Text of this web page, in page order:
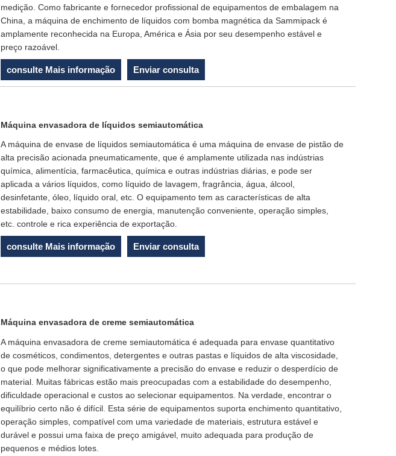
medição. Como fabricante e fornecedor profissional de equipamentos de embalagem na
China, a máquina de enchimento de líquidos com bomba magnética da Sammipack é
amplamente reconhecida na Europa, América e Ásia por seu desempenho estável e
preço razoável.
consulte Mais informação Enviar consulta
Máquina envasadora de líquidos semiautomática
A máquina de envase de líquidos semiautomática é uma máquina de envase de pistão de
alta precisão acionada pneumaticamente, que é amplamente utilizada nas indústrias
química, alimentícia, farmacêutica, química e outras indústrias diárias, e pode ser
aplicada a vários líquidos, como líquido de lavagem, fragrância, água, álcool,
desinfetante, óleo, líquido oral, etc. O equipamento tem as características de alta
estabilidade, baixo consumo de energia, manutenção conveniente, operação simples,
etc. controle e rica experiência de exportação.
consulte Mais informação Enviar consulta
Máquina envasadora de creme semiautomática
A máquina envasadora de creme semiautomática é adequada para envase quantitativo
de cosméticos, condimentos, detergentes e outras pastas e líquidos de alta viscosidade,
o que pode melhorar significativamente a precisão do envase e reduzir o desperdício de
material. Muitas fábricas estão mais preocupadas com a estabilidade do desempenho,
dificuldade operacional e custos ao selecionar equipamentos. Na verdade, encontrar o
equilíbrio certo não é difícil. Esta série de equipamentos suporta enchimento quantitativo,
operação simples, compatível com uma variedade de materiais, estrutura estável e
durável e possui uma faixa de preço amigável, muito adequada para produção de
pequenos e médios lotes.